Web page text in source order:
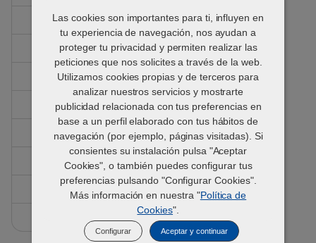
135 165 185
155 195 215
205 255 280
245 305 335
285 355 390
320 400 440
390 485 535
510 640
Las cookies son importantes para ti, influyen en
tu experiencia de navegación, nos ayudan a
proteger tu privacidad y permiten realizar las
peticiones que nos solicites a través de la web.
Utilizamos cookies propias y de terceros para
analizar nuestros servicios y mostrarte
publicidad relacionada con tus preferencias en
base a un perfil elaborado con tus hábitos de
navegación (por ejemplo, páginas visitadas). Si
consientes su instalación pulsa "Aceptar
Cookies", o también puedes configurar tus
preferencias pulsando "Configurar Cookies".
Más información en nuestra "Política de
Cookies".
Configurar Aceptar y continuar